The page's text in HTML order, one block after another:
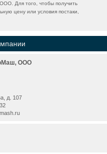
Для того, чтобы получить
цену или условия постаки,
ООО
д. 107